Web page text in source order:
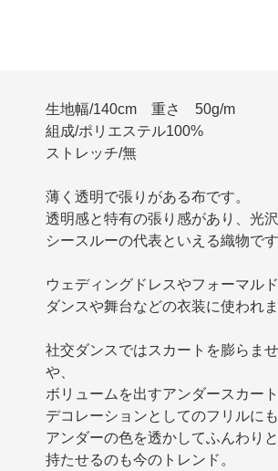
生地幅/140cm 重さ 50g/m
組成/ポリエステル100%
ストレッチ/無
薄く透明で張りがある布です。
透明感と特有の張り感があり、光沢
シースルーの代表といえる織物です
ウェディングドレスやフォーマルド
ダンスや舞台などの衣装に使われま
社交ダンスではスカートを膨らま
や、
ボリュームを出すアンダースカート
デコレーションとしてのフリルに
アンダーの色を透かしてふんわり
持たせるのも今のトレンド。